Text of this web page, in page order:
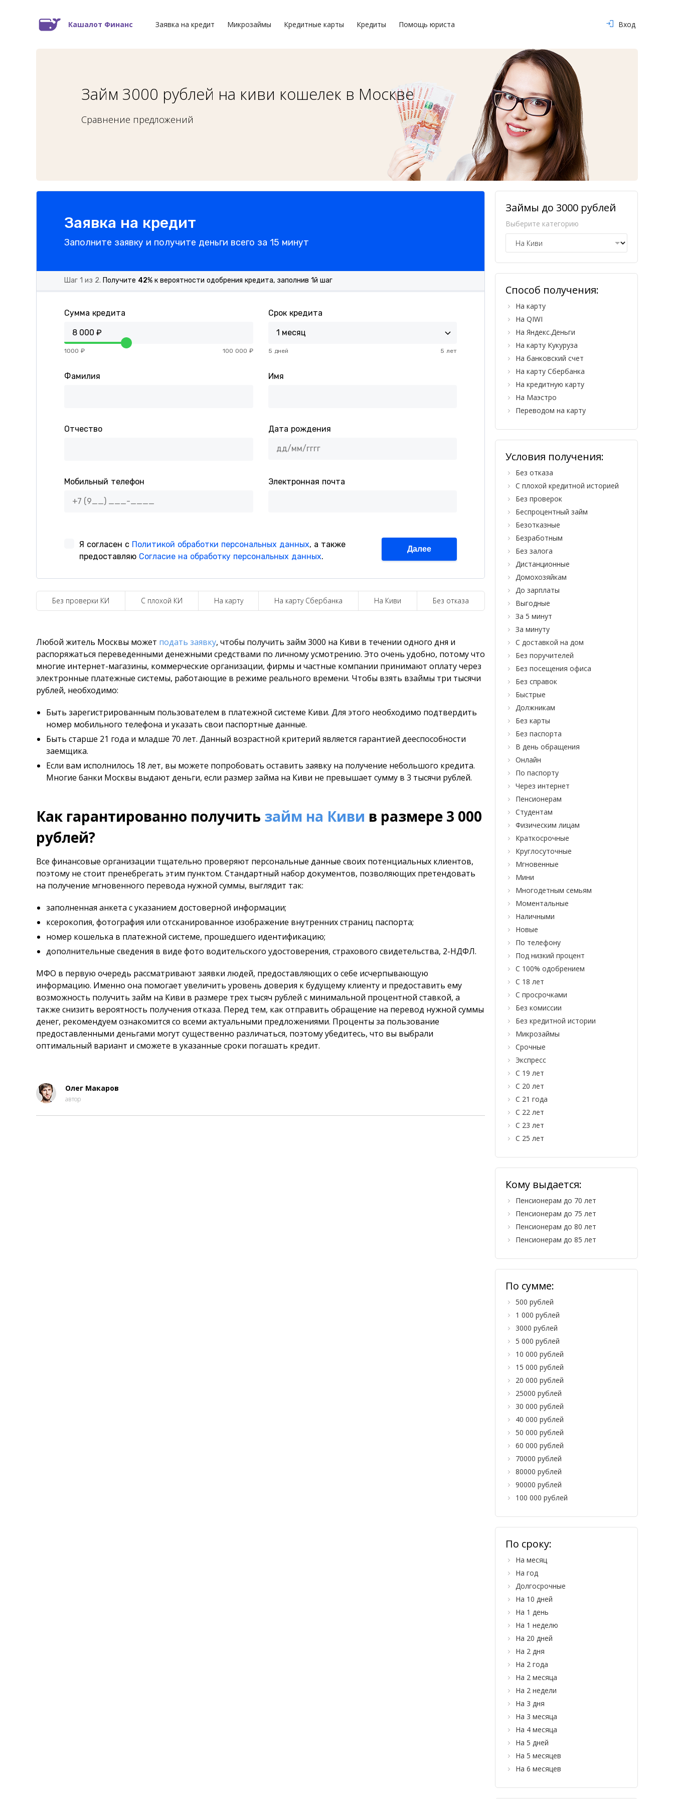
Кашалот Финанс Заявка на кредит Микрозаймы Кредитные карты Кредиты Помощь юриста Вход
Займ 3000 рублей на киви кошелек в Москве
Сравнение предложений
Без проверки КИ С плохой КИ На карту На карту Сбербанка На Киви Без отказа
Любой житель Москвы может подать заявку, чтобы получить займ 3000 на Киви в течении одного дня и
распоряжаться переведенными денежными средствами по личному усмотрению. Это очень удобно, потому что
многие интернет-магазины, коммерческие организации, фирмы и частные компании принимают оплату через
электронные платежные системы, работающие в режиме реального времени. Чтобы взять взаймы три тысячи
рублей, необходимо:
Быть зарегистрированным пользователем в платежной системе Киви. Для этого необходимо подтвердить
номер мобильного телефона и указать свои паспортные данные.
Быть старше 21 года и младше 70 лет. Данный возрастной критерий является гарантией дееспособности
заемщика.
Если вам исполнилось 18 лет, вы можете попробовать оставить заявку на получение небольшого кредита.
Многие банки Москвы выдают деньги, если размер займа на Киви не превышает сумму в 3 тысячи рублей.
Как гарантированно получить займ на Киви в размере 3 000
рублей?
Все финансовые организации тщательно проверяют персональные данные своих потенциальных клиентов,
поэтому не стоит пренебрегать этим пунктом. Стандартный набор документов, позволяющих претендовать
на получение мгновенного перевода нужной суммы, выглядит так:
заполненная анкета с указанием достоверной информации;
ксерокопия, фотография или отсканированное изображение внутренних страниц паспорта;
номер кошелька в платежной системе, прошедшего идентификацию;
дополнительные сведения в виде фото водительского удостоверения, страхового свидетельства, 2-НДФЛ.
МФО в первую очередь рассматривают заявки людей, предоставляющих о себе исчерпывающую
информацию. Именно она помогает увеличить уровень доверия к будущему клиенту и предоставить ему
возможность получить займ на Киви в размере трех тысяч рублей с минимальной процентной ставкой, а
также снизить вероятность получения отказа. Перед тем, как отправить обращение на перевод нужной суммы
денег, рекомендуем ознакомится со всеми актуальными предложениями. Проценты за пользование
предоставленными деньгами могут существенно различаться, поэтому убедитесь, что вы выбрали
оптимальный вариант и сможете в указанные сроки погашать кредит.
Олег Макаров
автор
Займы до 3000 рублей
Выберите категорию
Способ получения:
На карту
На QIWI
На Яндекс.Деньги
На карту Кукуруза
На банковский счет
На карту Сбербанка
На кредитную карту
На Маэстро
Переводом на карту
Условия получения:
Без отказа
С плохой кредитной историей
Без проверок
Беспроцентный займ
Безотказные
Безработным
Без залога
Дистанционные
Домохозяйкам
До зарплаты
Выгодные
За 5 минут
За минуту
С доставкой на дом
Без поручителей
Без посещения офиса
Без справок
Быстрые
Должникам
Без карты
Без паспорта
В день обращения
Онлайн
По паспорту
Через интернет
Пенсионерам
Студентам
Физическим лицам
Краткосрочные
Круглосуточные
Мгновенные
Мини
Многодетным семьям
Моментальные
Наличными
Новые
По телефону
Под низкий процент
С 100% одобрением
С 18 лет
С просрочками
Без комиссии
Без кредитной истории
Микрозаймы
Срочные
Экспресс
С 19 лет
С 20 лет
С 21 года
С 22 лет
С 23 лет
С 25 лет
Кому выдается:
Пенсионерам до 70 лет
Пенсионерам до 75 лет
Пенсионерам до 80 лет
Пенсионерам до 85 лет
По сумме:
500 рублей
1 000 рублей
3000 рублей
5 000 рублей
10 000 рублей
15 000 рублей
20 000 рублей
25000 рублей
30 000 рублей
40 000 рублей
50 000 рублей
60 000 рублей
70000 рублей
80000 рублей
90000 рублей
100 000 рублей
По сроку:
На месяц
На год
Долгосрочные
На 10 дней
На 1 день
На 1 неделю
На 20 дней
На 2 дня
На 2 года
На 2 месяца
На 2 недели
На 3 дня
На 3 месяца
На 4 месяца
На 5 дней
На 5 месяцев
На 6 месяцев